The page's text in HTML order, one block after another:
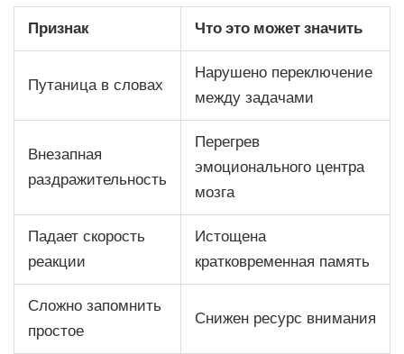
Признак Что это может значить
Путаница в словах
Нарушено переключение
между задачами
Внезапная
раздражительность
Перегрев
эмоционального центра
мозга
Падает скорость
реакции
Истощена
кратковременная память
Сложно запомнить
простое
Снижен ресурс внимания